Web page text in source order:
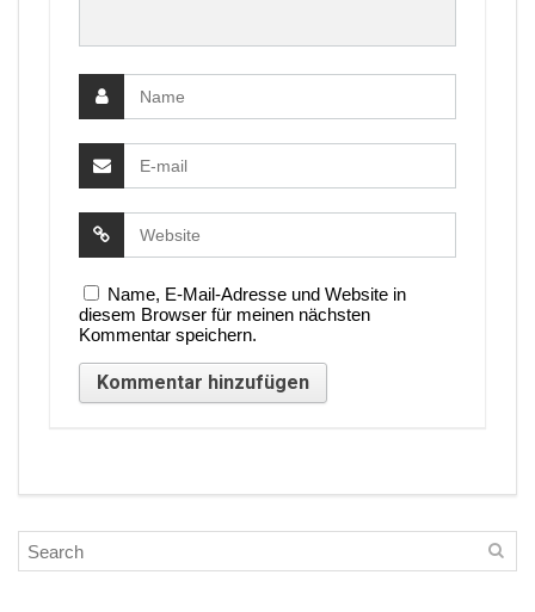
Name, E-Mail-Adresse und Website in
diesem Browser für meinen nächsten
Kommentar speichern.